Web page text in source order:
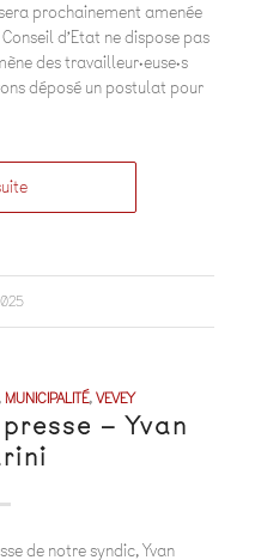
prochainement amenée
d’Etat ne dispose pas
des travailleur·euse·s
déposé un postulat pour
MUNICIPALITÉ,VEVEY
– Yvan
de notre syndic, Yvan